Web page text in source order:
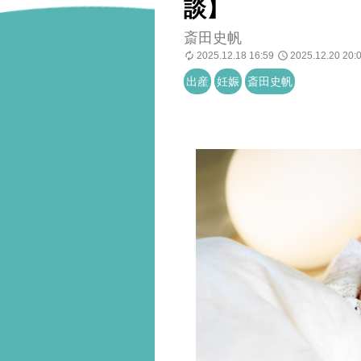
談】
斎田史帆
2025.12.18 16:59 2025.12.20
出産 妊娠 斎田史帆